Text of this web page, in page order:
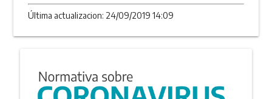
Última actualizacion: 24/09/2019 14:09